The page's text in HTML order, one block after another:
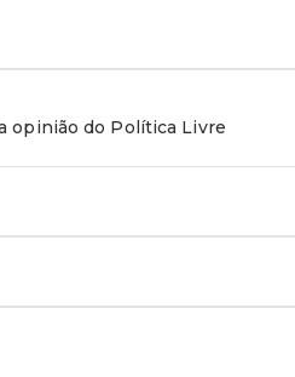
opinião do Política Livre